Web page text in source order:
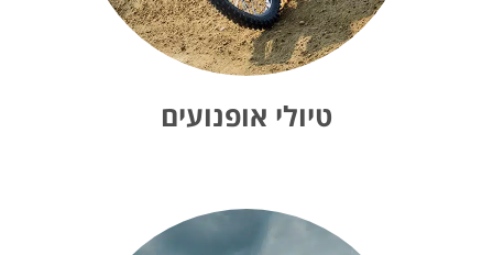
טיולי אופנועים